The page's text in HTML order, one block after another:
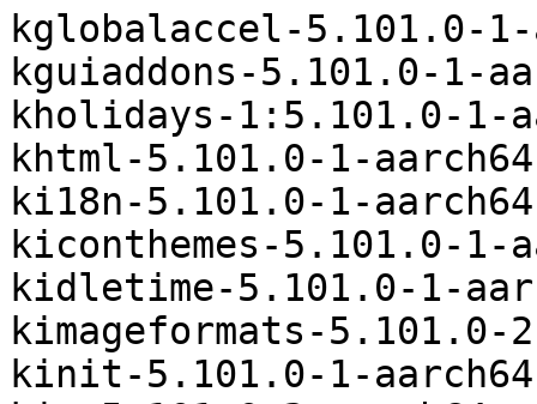
kglobalaccel-5.101.0-
kguiaddons-5.101.0-1-
kholidays-1:5.101.0-1-
khtml-5.101.0-1-
ki18n-5.101.0-1-
kiconthemes-5.101.0-
kidletime-5.101.0-1-
kimageformats-
kinit-5.101.0-1-